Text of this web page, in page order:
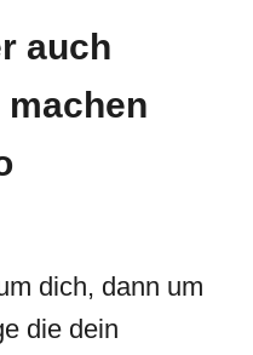
auch
dich, dann um
die dein